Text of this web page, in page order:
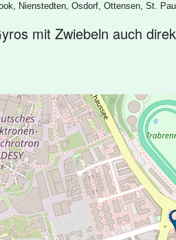
Nienstedten, Osdorf, Ottensen, St.
mit Zwiebeln auch